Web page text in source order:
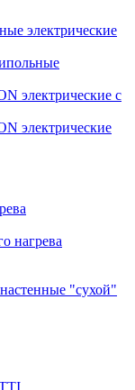
электрические
электрические с
электрические
нагрева
"сухой"